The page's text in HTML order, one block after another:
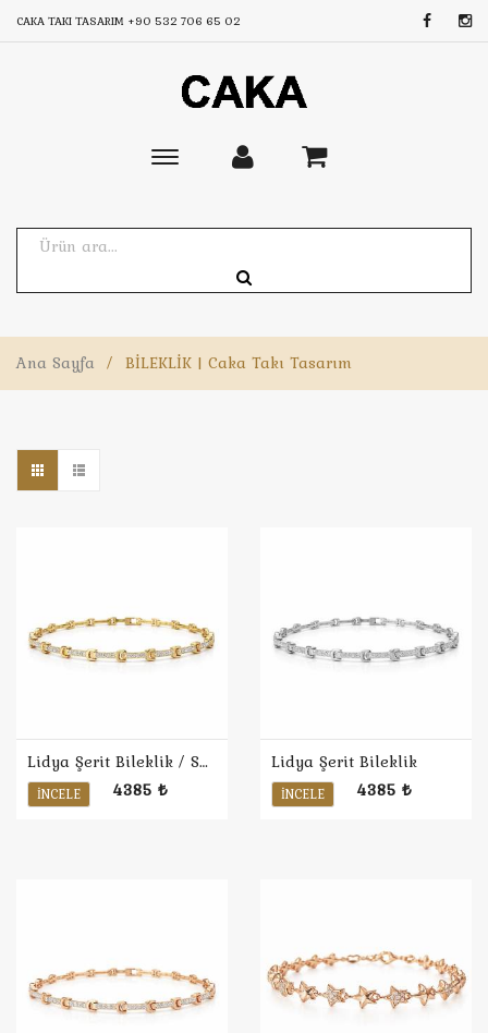
CAKA TAKI TASARIM +90 532 706 65 02
Toggle
Ana Sayfa / BİLEKLİK | Caka Takı Tasarım
Lidya Şerit Bileklik / Sarı
İNCELE 4385 ₺
Lidya Şerit Bileklik
İNCELE 4385 ₺